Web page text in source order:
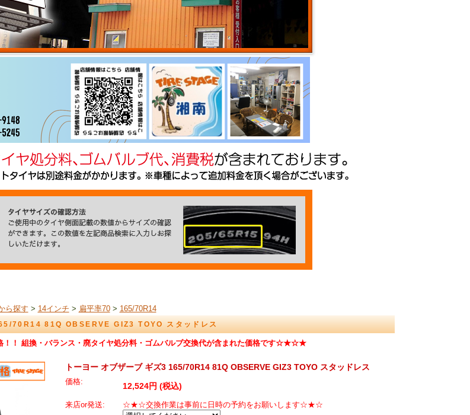
ら探す > 14インチ > 扁平率70> 165/70R14
70R14 81Q OBSERVE GIZ3 TOYO スタッドレス
！ 組換・バランス・廃タイヤ処分料・ゴムバルブ交換代が含まれた価格です☆★☆★
トーヨー オブザーブ ギズ3 165/70R14 81Q OBSERVE GIZ3 TOYO スタッドレス
価格: 12,524円 (税込)
来店or発送: ☆★☆交換作業は事前に日時の予約をお願いします☆★☆